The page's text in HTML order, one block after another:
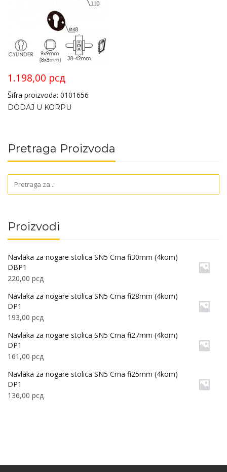
1.198,00 рсд
Šifra proizvoda: 0101656
DODAJ U KORPU
Pretraga Proizvoda
Proizvodi
Navlaka za nogare stolica SN5 Crna fi30mm (4kom)
DBP1
220,00 рсд
Navlaka za nogare stolica SN5 Crna fi28mm (4kom)
DP1
193,00 рсд
Navlaka za nogare stolica SN5 Crna fi27mm (4kom)
DP1
161,00 рсд
Navlaka za nogare stolica SN5 Crna fi25mm (4kom)
DP1
136,00 рсд